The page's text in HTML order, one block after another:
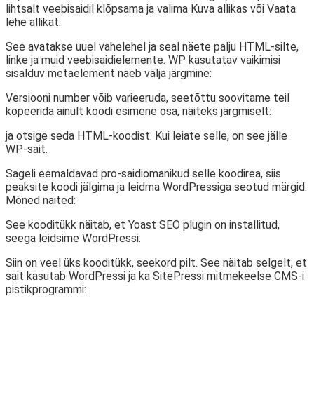
lihtsalt veebisaidil klõpsama ja valima Kuva allikas või Vaata
lehe allikat.
See avatakse uuel vahelehel ja seal näete palju HTML-silte,
linke ja muid veebisaidielemente. WP kasutatav vaikimisi
sisalduv metaelement näeb välja järgmine:
Versiooni number võib varieeruda, seetõttu soovitame teil
kopeerida ainult koodi esimene osa, näiteks järgmiselt:
ja otsige seda HTML-koodist. Kui leiate selle, on see jälle
WP-sait.
Sageli eemaldavad pro-saidiomanikud selle koodirea, siis
peaksite koodi jälgima ja leidma WordPressiga seotud märgid.
Mõned näited:
See kooditükk näitab, et Yoast SEO plugin on installitud,
seega leidsime WordPressi:
Siin on veel üks kooditükk, seekord pilt. See näitab selgelt, et
sait kasutab WordPressi ja ka SitePressi mitmekeelse CMS-i
pistikprogrammi: